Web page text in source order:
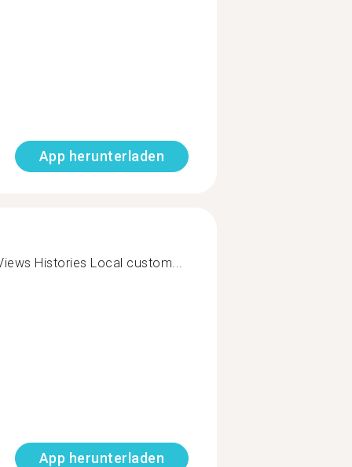
App herunterladen
Histories Local custom...
App herunterladen